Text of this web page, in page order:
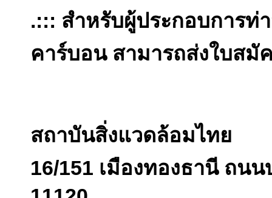
.::: สำหรับผู้ประกอบการท่
คาร์บอน สามารถส่งใบสมั
สถาบันสิ่งแวดล้อมไทย
16/151 เมืองทองธานี ถน